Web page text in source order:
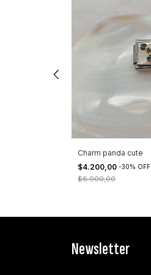
Charm panda cute
$4.200,00 -30% OFF
$6.000,00
Newsletter